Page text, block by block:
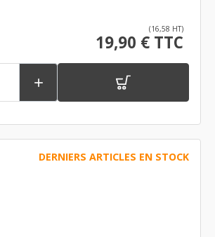
(16,58 HT)
19,90 € TTC

DERNIERS ARTICLES EN STOCK